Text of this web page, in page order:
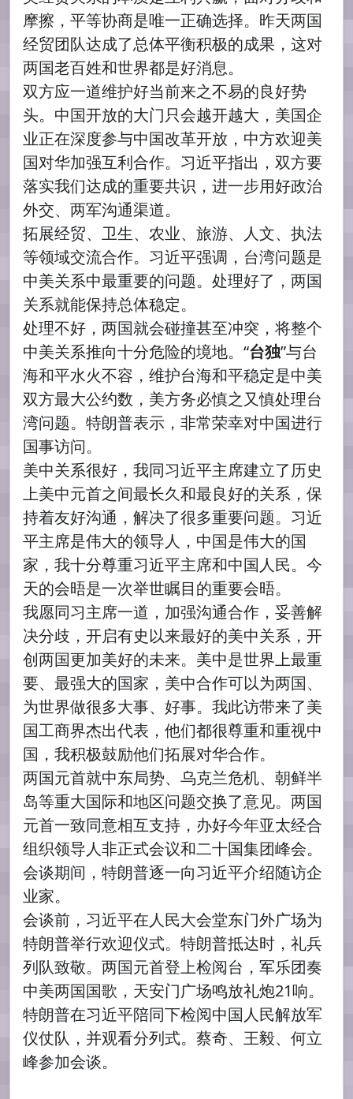
摩擦，平等协商是唯一正确选择。昨天两国
经贸团队达成了总体平衡积极的成果，这对
两国老百姓和世界都是好消息。
双方应一道维护好当前来之不易的良好势
头。中国开放的大门只会越开越大，美国企
业正在深度参与中国改革开放，中方欢迎美
国对华加强互利合作。习近平指出，双方要
落实我们达成的重要共识，进一步用好政治
外交、两军沟通渠道。
拓展经贸、卫生、农业、旅游、人文、执法
等领域交流合作。习近平强调，台湾问题是
中美关系中最重要的问题。处理好了，两国
关系就能保持总体稳定。
处理不好，两国就会碰撞甚至冲突，将整个
中美关系推向十分危险的境地。“台独”与台
海和平水火不容，维护台海和平稳定是中美
双方最大公约数，美方务必慎之又慎处理台
湾问题。特朗普表示，非常荣幸对中国进行
国事访问。
美中关系很好，我同习近平主席建立了历史
上美中元首之间最长久和最良好的关系，保
持着友好沟通，解决了很多重要问题。习近
平主席是伟大的领导人，中国是伟大的国
家，我十分尊重习近平主席和中国人民。今
天的会晤是一次举世瞩目的重要会晤。
我愿同习主席一道，加强沟通合作，妥善解
决分歧，开启有史以来最好的美中关系，开
创两国更加美好的未来。美中是世界上最重
要、最强大的国家，美中合作可以为两国、
为世界做很多大事、好事。我此访带来了美
国工商界杰出代表，他们都很尊重和重视中
国，我积极鼓励他们拓展对华合作。
两国元首就中东局势、乌克兰危机、朝鲜半
岛等重大国际和地区问题交换了意见。两国
元首一致同意相互支持，办好今年亚太经合
组织领导人非正式会议和二十国集团峰会。
会谈期间，特朗普逐一向习近平介绍随访企
业家。
会谈前，习近平在人民大会堂东门外广场为
特朗普举行欢迎仪式。特朗普抵达时，礼兵
列队致敬。两国元首登上检阅台，军乐团奏
中美两国国歌，天安门广场鸣放礼炮21响。
特朗普在习近平陪同下检阅中国人民解放军
仪仗队，并观看分列式。蔡奇、王毅、何立
峰参加会谈。